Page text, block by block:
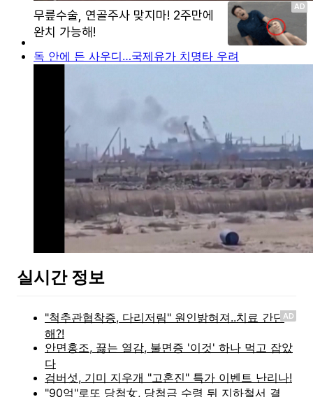
독 안에 든 사우디…국제유가 치명타 우려
실시간 정보
AD